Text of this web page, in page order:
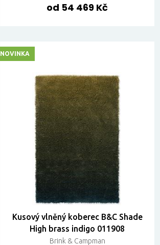
od 54 469 Kč
Kusový vlněný koberec B&C Shade
High brass indigo 011908
Brink & Campman
NOVINKA